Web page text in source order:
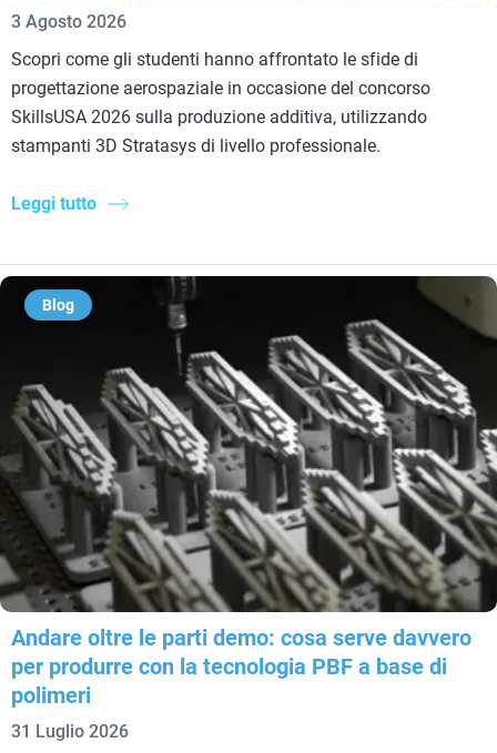
3 Agosto 2026
Scopri come gli studenti hanno affrontato le sfide di
progettazione aerospaziale in occasione del concorso
SkillsUSA 2026 sulla produzione additiva, utilizzando
stampanti 3D Stratasys di livello professionale.
Leggi tutto
Blog
Andare oltre le parti demo: cosa serve davvero
per produrre con la tecnologia PBF a base di
polimeri
31 Luglio 2026